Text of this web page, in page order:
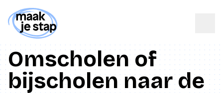
Omscholen of
bijscholen naar de